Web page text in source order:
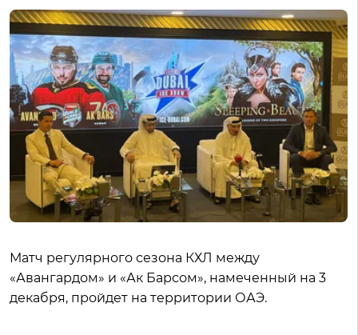
Матч регулярного сезона КХЛ между
«Авангардом» и «Ак Барсом», намеченный на 3
декабря, пройдет на территории ОАЭ.